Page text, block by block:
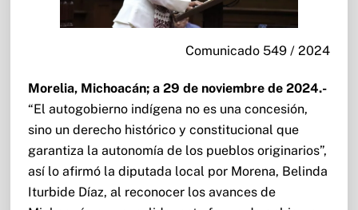
Comunicado 549 / 2024
Morelia, Michoacán; a 29 de noviembre de 2024.-
“El autogobierno indígena no es una concesión,
sino un derecho histórico y constitucional que
garantiza la autonomía de los pueblos originarios”,
así lo afirmó la diputada local por Morena, Belinda
Iturbide Díaz, al reconocer los avances de